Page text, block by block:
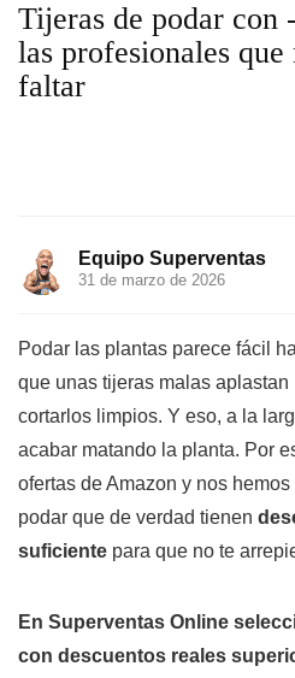
Tijeras de podar con
las profesionales que
faltar
Equipo Superventas
31 de marzo de 2026
Podar las plantas parece fácil
que unas tijeras malas
cortarlos limpios. Y eso, a la
acabar matando la planta. Por
ofertas de Amazon y nos
podar que de verdad tienen
suficiente para que no te
En Superventas Online
con descuentos reales